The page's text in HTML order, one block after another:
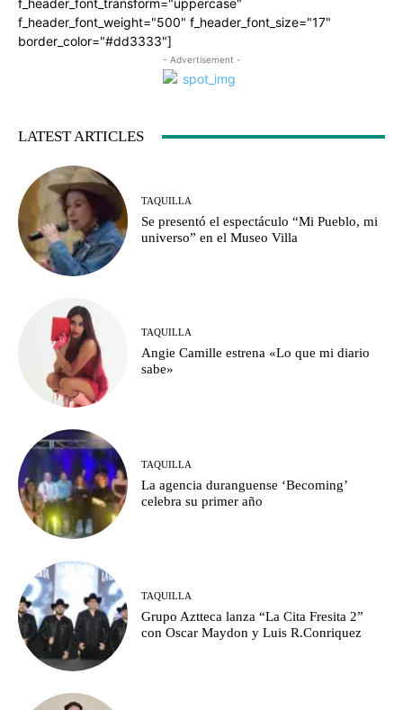
f_header_font_transform="uppercase"
f_header_font_weight="500" f_header_font_size="17"
border_color="#dd3333"]
- Advertisement -
LATEST ARTICLES
TAQUILLA
Se presentó el espectáculo “Mi Pueblo, mi
universo” en el Museo Villa
TAQUILLA
Angie Camille estrena «Lo que mi diario
sabe»
TAQUILLA
La agencia duranguense ‘Becoming’
celebra su primer año
TAQUILLA
Grupo Aztteca lanza “La Cita Fresita 2”
con Oscar Maydon y Luis R.Conriquez